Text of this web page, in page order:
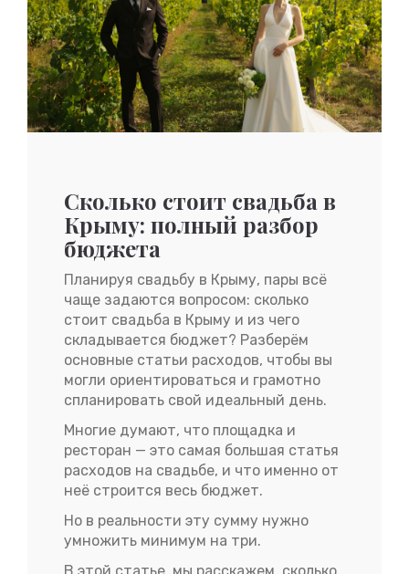
Сколько стоит свадьба в
Крыму: полный разбор
бюджета
Планируя свадьбу в Крыму, пары всё
чаще задаются вопросом: сколько
стоит свадьба в Крыму и из чего
складывается бюджет? Разберём
основные статьи расходов, чтобы вы
могли ориентироваться и грамотно
спланировать свой идеальный день.
Многие думают, что площадка и
ресторан — это самая большая статья
расходов на свадьбе, и что именно от
неё строится весь бюджет.
Но в реальности эту сумму нужно
умножить минимум на три.